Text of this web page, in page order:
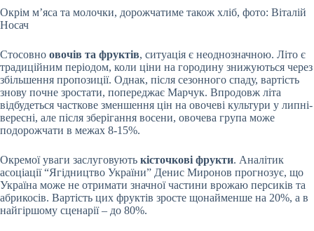
Окрім м’яса та молочки, дорожчатиме також хліб, фото: Віталій
Носач
Стосовно овочів та фруктів, ситуація є неоднозначною. Літо є
традиційним періодом, коли ціни на городину знижуються через
збільшення пропозиції. Однак, після сезонного спаду, вартість
знову почне зростати, попереджає Марчук. Впродовж літа
відбудеться часткове зменшення цін на овочеві культури у липні-
вересні, але після зберігання восени, овочева група може
подорожчати в межах 8-15%.
Окремої уваги заслуговують кісточкові фрукти. Аналітик
асоціації “Ягідництво України” Денис Миронов прогнозує, що
Україна може не отримати значної частини врожаю персиків та
абрикосів. Вартість цих фруктів зросте щонайменше на 20%, а в
найгіршому сценарії – до 80%.